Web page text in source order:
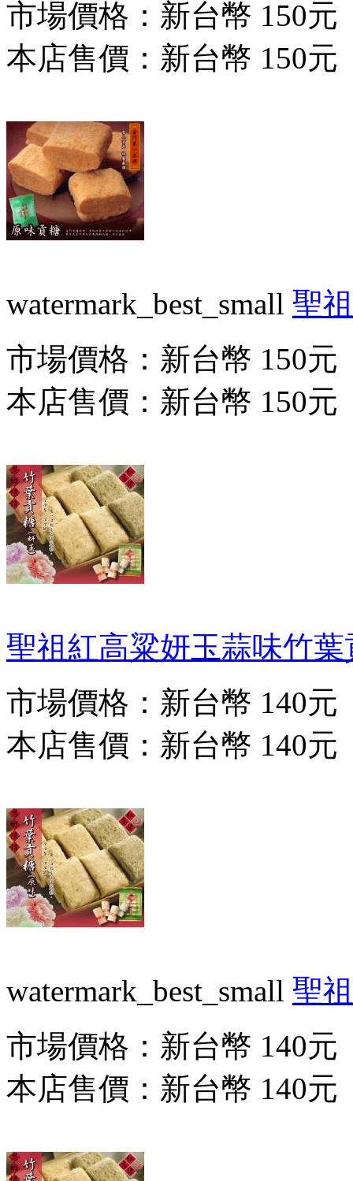
市場價格： 新台幣 150元
本店售價： 新台幣 150元
watermark_best_small 聖
市場價格： 新台幣 150元
本店售價： 新台幣 150元
聖祖紅高粱妍玉蒜味竹葉
市場價格： 新台幣 140元
本店售價： 新台幣 140元
watermark_best_small 聖
市場價格： 新台幣 140元
本店售價： 新台幣 140元